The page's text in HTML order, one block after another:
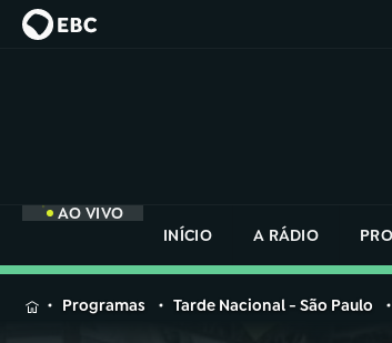
AO VIVO
INÍCIO
A RÁDIO
MENUProgramas Tarde Nacional - São Paulo